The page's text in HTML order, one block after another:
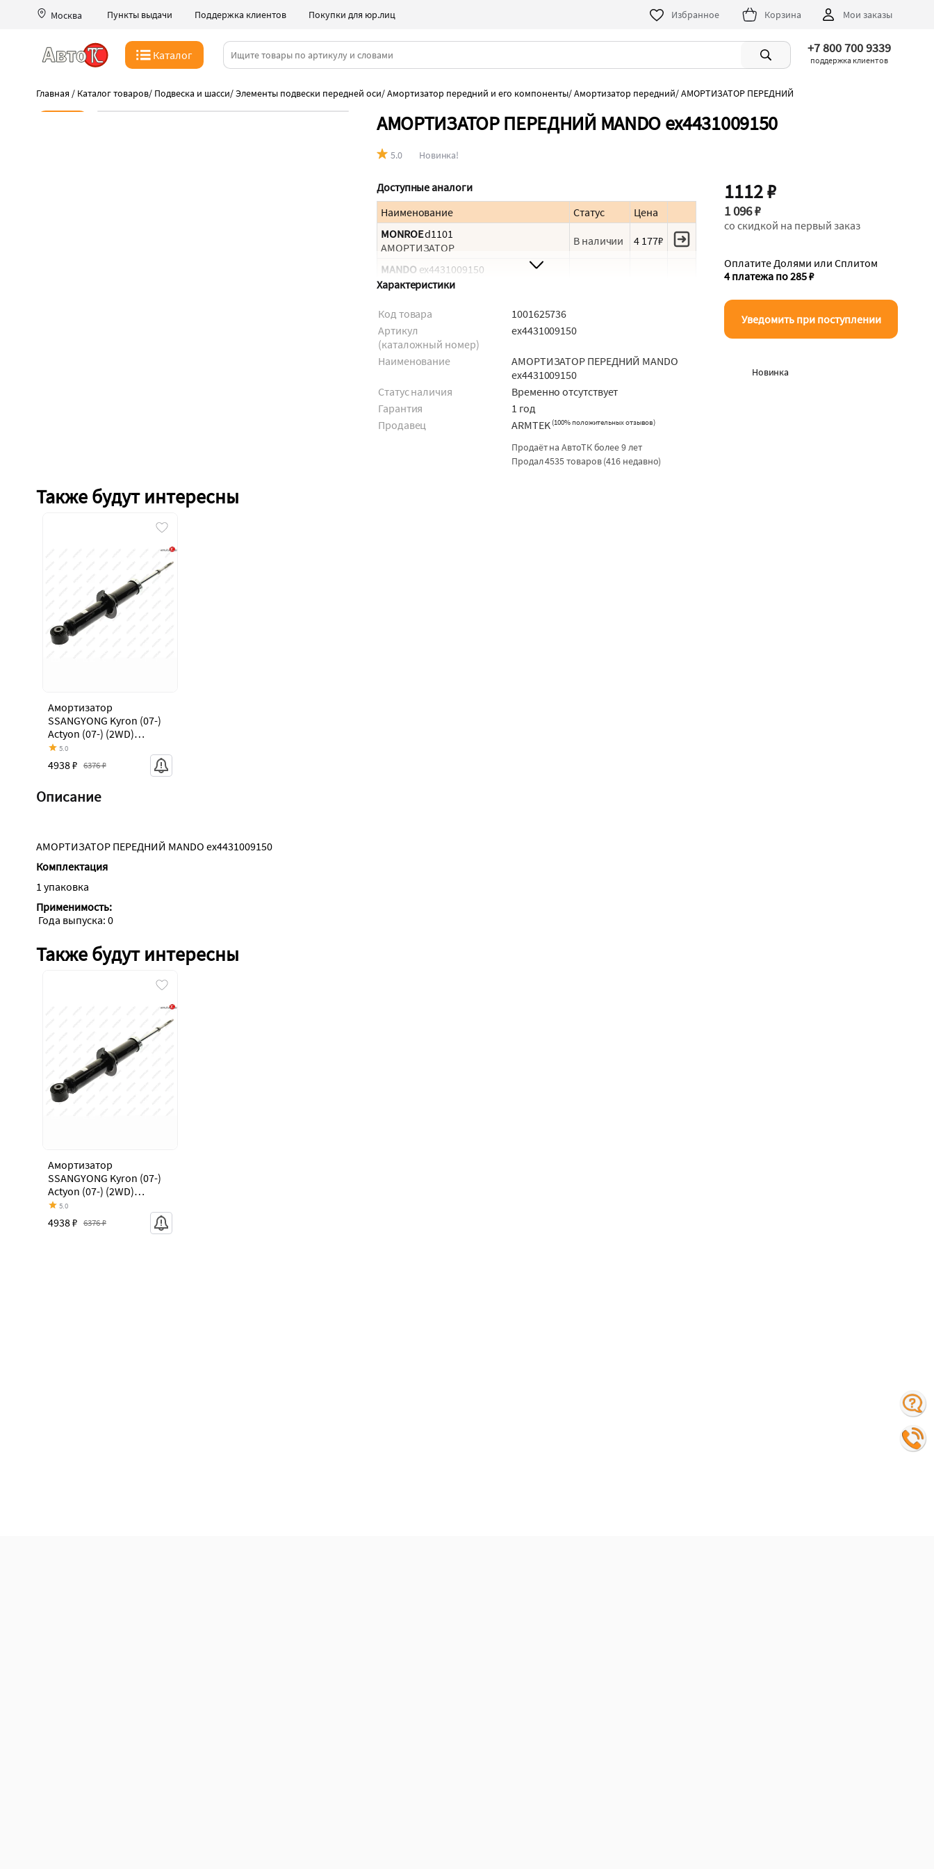
Москва Пункты выдачи Поддержка клиентов Покупки для юр.лиц Избранное Корзина Мои заказы
Каталог +7 800 700 9339
поддержка клиентов
Главная / Каталог товаров/ Подвеска и шасси/Элементы подвески передней оси/Амортизатор передний и его компоненты/Амортизатор передний/АМОРТИЗАТОР ПЕРЕДНИЙ
АМОРТИЗАТОР ПЕРЕДНИЙ MANDO ex4431009150
5.0 Новинка!
Доступные аналоги
Наименование
Статус
Цена
MONROEd1101
АМОРТИЗАТОР
В наличии 4 177₽
MANDO ex4431009150
Снят, замена EX4431031200
(EX4431009150) MANDO
Характеристики
Код товара
1001625736
Артикул
(каталожный номер)
ex4431009150
Наименование
АМОРТИЗАТОР ПЕРЕДНИЙ MANDO
ex4431009150
Статус наличия
Временно отсутствует
Гарантия
1 год
Продавец
ARMTEK (100% положительных отзывов)
Продаёт на АвтоТК более 9 лет
Продал 4535 товаров (416 недавно)
1112 ₽
1 096 ₽
со скидкой на первый заказ
Оплатите Долями или Сплитом
4 платежа по 285 ₽
Уведомить при поступлении
Новинка
Также будут интересны
Амортизатор
SSANGYONG Kyron (07-)
Actyon (07-) (2WD)
передний газовый
MANDO MANDO
ex4431009150
5.0
4938 ₽ 6376 ₽
Описание
АМОРТИЗАТОР ПЕРЕДНИЙ MANDO ex4431009150
Комплектация
1 упаковка
Применимость:
Года выпуска: 0
Также будут интересны
Амортизатор
SSANGYONG Kyron (07-)
Actyon (07-) (2WD)
передний газовый
MANDO MANDO
ex4431009150
5.0
4938 ₽ 6376 ₽